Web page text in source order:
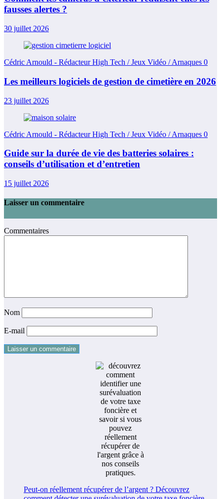
fausses alertes ?
30 juillet 2026
Cédric Arnould - Rédacteur High Tech / Jeux Vidéo / Arnaques 0
Les meilleurs logiciels de gestion de cimetière en 2026
23 juillet 2026
Cédric Arnould - Rédacteur High Tech / Jeux Vidéo / Arnaques 0
Guide sur la durée de vie des batteries solaires :
conseils d’utilisation et d’entretien
15 juillet 2026
Laisser un commentaire
Commentaires
Nom
E-mail
Peut-on réellement récupérer de l’argent ? Découvrez